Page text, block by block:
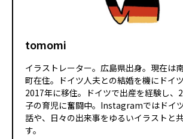
tomomi
イラストレーター。広島県出身。現在は
町在住。ドイツ人夫との結婚を機にドイ
2017年に移住。ドイツで出産を経験し、
子の育児に奮闘中。Instagramではドイ
話や、日々の出来事をゆるいイラストと
す。